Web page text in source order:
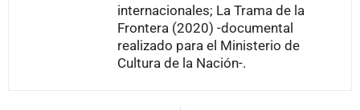
internacionales; La Trama de la
Frontera (2020) -documental
realizado para el Ministerio de
Cultura de la Nación-.